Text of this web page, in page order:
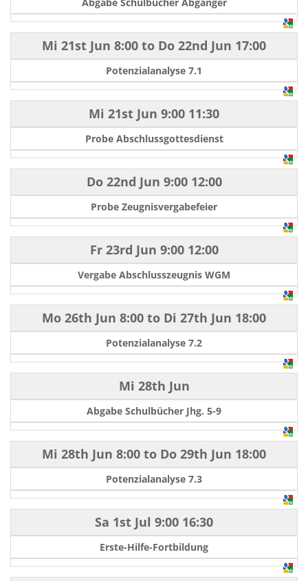
Mi 21st Jun 8:00 to Do 22nd Jun 17:00
Potenzialanalyse 7.1
Mi 21st Jun 9:00 11:30
Probe Abschlussgottesdienst
Do 22nd Jun 9:00 12:00
Probe Zeugnisvergabefeier
Fr 23rd Jun 9:00 12:00
Vergabe Abschlusszeugnis WGM
Mo 26th Jun 8:00 to Di 27th Jun 18:00
Potenzialanalyse 7.2
Mi 28th Jun
Abgabe Schulbücher Jhg. 5-9
Mi 28th Jun 8:00 to Do 29th Jun 18:00
Potenzialanalyse 7.3
Sa 1st Jul 9:00 16:30
Erste-Hilfe-Fortbildung